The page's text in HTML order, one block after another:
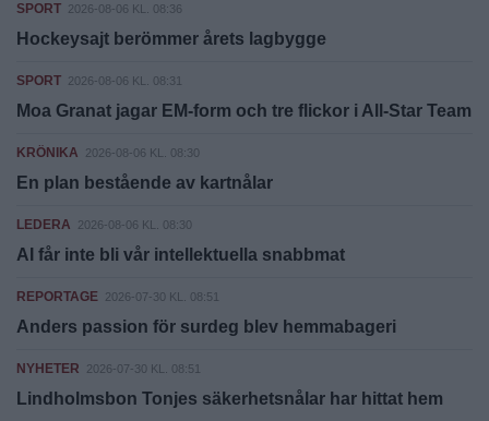
SPORT 2026-08-06 KL. 08:36
Hockeysajt berömmer årets lagbygge
SPORT 2026-08-06 KL. 08:31
Moa Granat jagar EM-form och tre flickor i All-Star Team
KRÖNIKA 2026-08-06 KL. 08:30
En plan bestående av kartnålar
LEDERA 2026-08-06 KL. 08:30
AI får inte bli vår intellektuella snabbmat
REPORTAGE 2026-07-30 KL. 08:51
Anders passion för surdeg blev hemmabageri
NYHETER 2026-07-30 KL. 08:51
Lindholmsbon Tonjes säkerhetsnålar har hittat hem